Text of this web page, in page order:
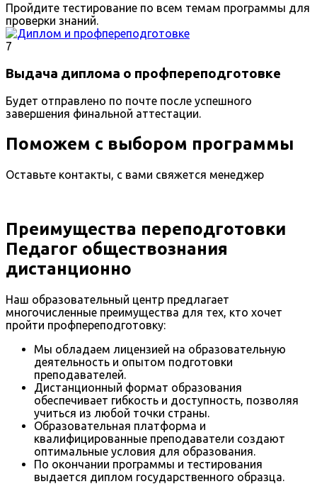
Пройдите тестирование по всем темам программы для
проверки знаний.
7
Выдача диплома о профпереподготовке
Будет отправлено по почте после успешного
завершения финальной аттестации.
Поможем с выбором программы
Оставьте контакты, с вами свяжется менеджер
Преимущества переподготовки
Педагог обществознания
дистанционно
Наш образовательный центр предлагает
многочисленные преимущества для тех, кто хочет
пройти профпереподготовку:
Мы обладаем лицензией на образовательную
деятельность и опытом подготовки
преподавателей.
Дистанционный формат образования
обеспечивает гибкость и доступность, позволяя
учиться из любой точки страны.
Образовательная платформа и
квалифицированные преподаватели создают
оптимальные условия для образования.
По окончании программы и тестирования
выдается диплом государственного образца.